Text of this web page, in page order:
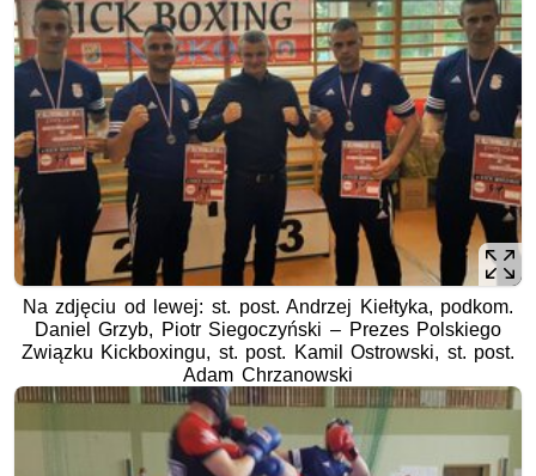
Na zdjęciu od lewej: st. post. Andrzej Kiełtyka, podkom.
Daniel Grzyb, Piotr Siegoczyński – Prezes Polskiego
Związku Kickboxingu, st. post. Kamil Ostrowski, st. post.
Adam Chrzanowski